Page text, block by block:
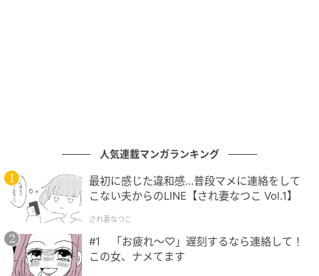
eLTAXから取得した住民税通知ZIPファイルと、パスワ
ードURLが記載されたPDFファイルの2点を、システム
が各社員のメール宛てに自動送信します。
さらにオリーブシステムズ独自の機能として、パスワ
ード用PDFに対してもZIP暗号化を施した上で配信で
人気連載マンガランキング
最初に感じた違和感…普段マメに連絡をして
こない夫からのLINE【され妻なつこ Vol.1】
され妻なつこ
#1 「お疲れ〜♡」遅刻するなら連絡して！
この女、ナメてます